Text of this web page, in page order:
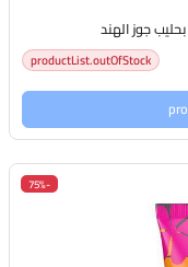
productList.outOfStock
-75%